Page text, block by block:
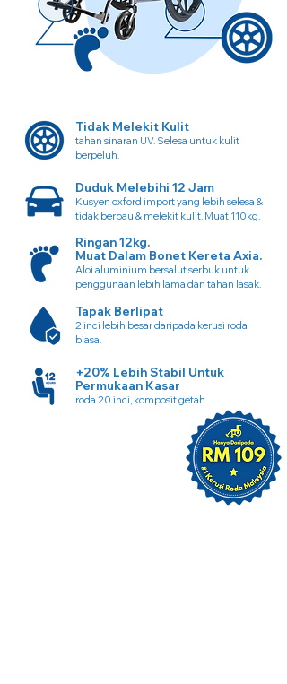
Tidak Melekit Kulit
tahan sinaran UV. Selesa untuk kulit
berpeluh.
Duduk Melebihi 12 Jam
Kusyen oxford import yang lebih selesa &
tidak berbau & melekit kulit. Muat 110kg.
Ringan 12kg.
Muat Dalam Bonet Kereta Axia.
Aloi aluminium bersalut serbuk untuk
penggunaan lebih lama dan tahan lasak.
Tapak Berlipat
2 inci lebih besar daripada kerusi roda
biasa.
+20% Lebih Stabil Untuk
Permukaan Kasar
roda 20 inci, komposit getah.